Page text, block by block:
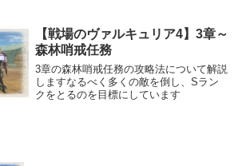
【戦場のヴァルキュリア4】3章～
森林哨戒任務
3章の森林哨戒任務の攻略法について解説
しますなるべく多くの敵を倒し、Sラン
クをとるのを目標にしています